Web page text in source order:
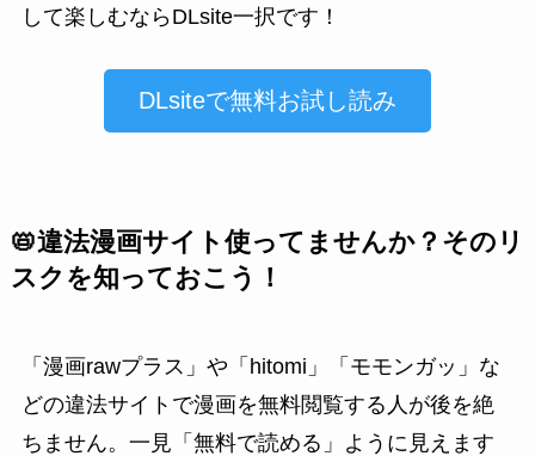
して楽しむならDLsite一択です！
DLsiteで無料お試し読み
📛違法漫画サイト使ってませんか？そのリ
スクを知っておこう！
「漫画rawプラス」や「hitomi」「モモンガッ」な
どの違法サイトで漫画を無料閲覧する人が後を絶
ちません。一見「無料で読める」ように見えます